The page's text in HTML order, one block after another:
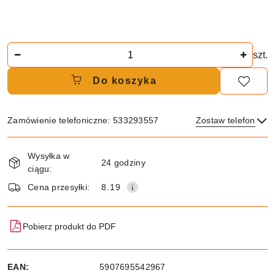
szt.
Do koszyka
Zamówienie telefoniczne: 533293557 Zostaw telefon
i
dostawa
Wysyłka w
ciągu:
24 godziny
Cena przesyłki: 8.19
Pobierz produkt do PDF
EAN: 5907695542967